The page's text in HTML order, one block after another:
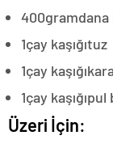
400gramdana
1çay kaşığıtuz
1çay kaşığı
1çay kaşığıpul
Üzeri İçin: